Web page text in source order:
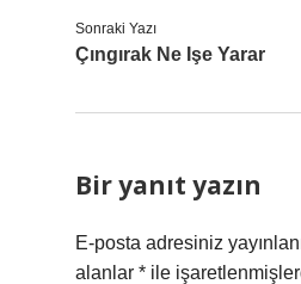
Sonraki Yazı
Çıngırak Ne Işe Yarar
Bir yanıt yazın
E-posta adresiniz
alanlar * ile